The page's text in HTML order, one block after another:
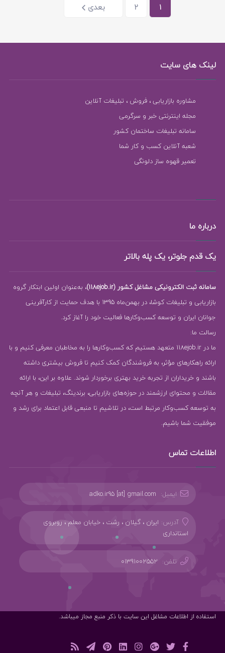
1
2 بعدی
لینک های سایت
مشاوره بازاریابی ، فروش ، تبلیغات آنلاین
مجله اینترنتی خبر و سرگرمی
سامانه تبلیغات ساختمان کشور
شعبه آنلاین کسب و کار شما
تعمیر قهوه ساز دلونگی
درباره ما
یک قدم جلوتر، یک پله بالاتر
سامانه ثبت الکترونیکی مشاغل کشور (118ejob.ir)
، به‌عنوان اولین ابتکار گروه
بازاریابی و تبلیغات کوشا، در بهمن‌ماه 1395 با هدف حمایت از کارآفرینی
جوانان ایران و توسعه کسب‌وکارها فعالیت خود را آغاز کرد.
رسالت ما:
ما در 118ejob.ir متعهد هستیم که کسب‌وکارها را به مخاطبان معرفی کنیم و با
ارائه راهکارهای مؤثر، به فروشندگان کمک کنیم تا فروش بیشتری داشته
باشند و خریداران از تجربه خرید بهتری برخوردار شوند. علاوه بر این، با ارائه
مقالات و محتوای ارزشمند در حوزه‌های بازاریابی، برندینگ، تبلیغات و هر آنچه
به توسعه کسب‌وکار مرتبط است، در تلاشیم تا منبعی قابل اعتماد برای رشد و
موفقیت شما باشیم.
اطلاعات تماس
ایمیل: adko.ir95 [at] gmail.com
آدرس: ایران ، گیلان ، رشت ، خیابان معلم ، روبروی
استانداری
تلفن: 01391002552
استفاده از اطلاعات مشاغل این سایت با ذکر منبع مجاز میباشد.